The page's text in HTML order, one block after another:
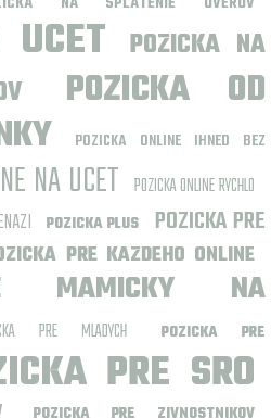
POZICKA NA
POZICKA OD
POZICKA ONLINE IHNED BEZ
NA UCET POZICKA ONLINE RYCHLO
POZICKA PLUS
POZICKA PRE
PRE KAZDEHO ONLINE
MAMICKY NA
PRE MLADYCH POZICKA PRE
PRE SRO